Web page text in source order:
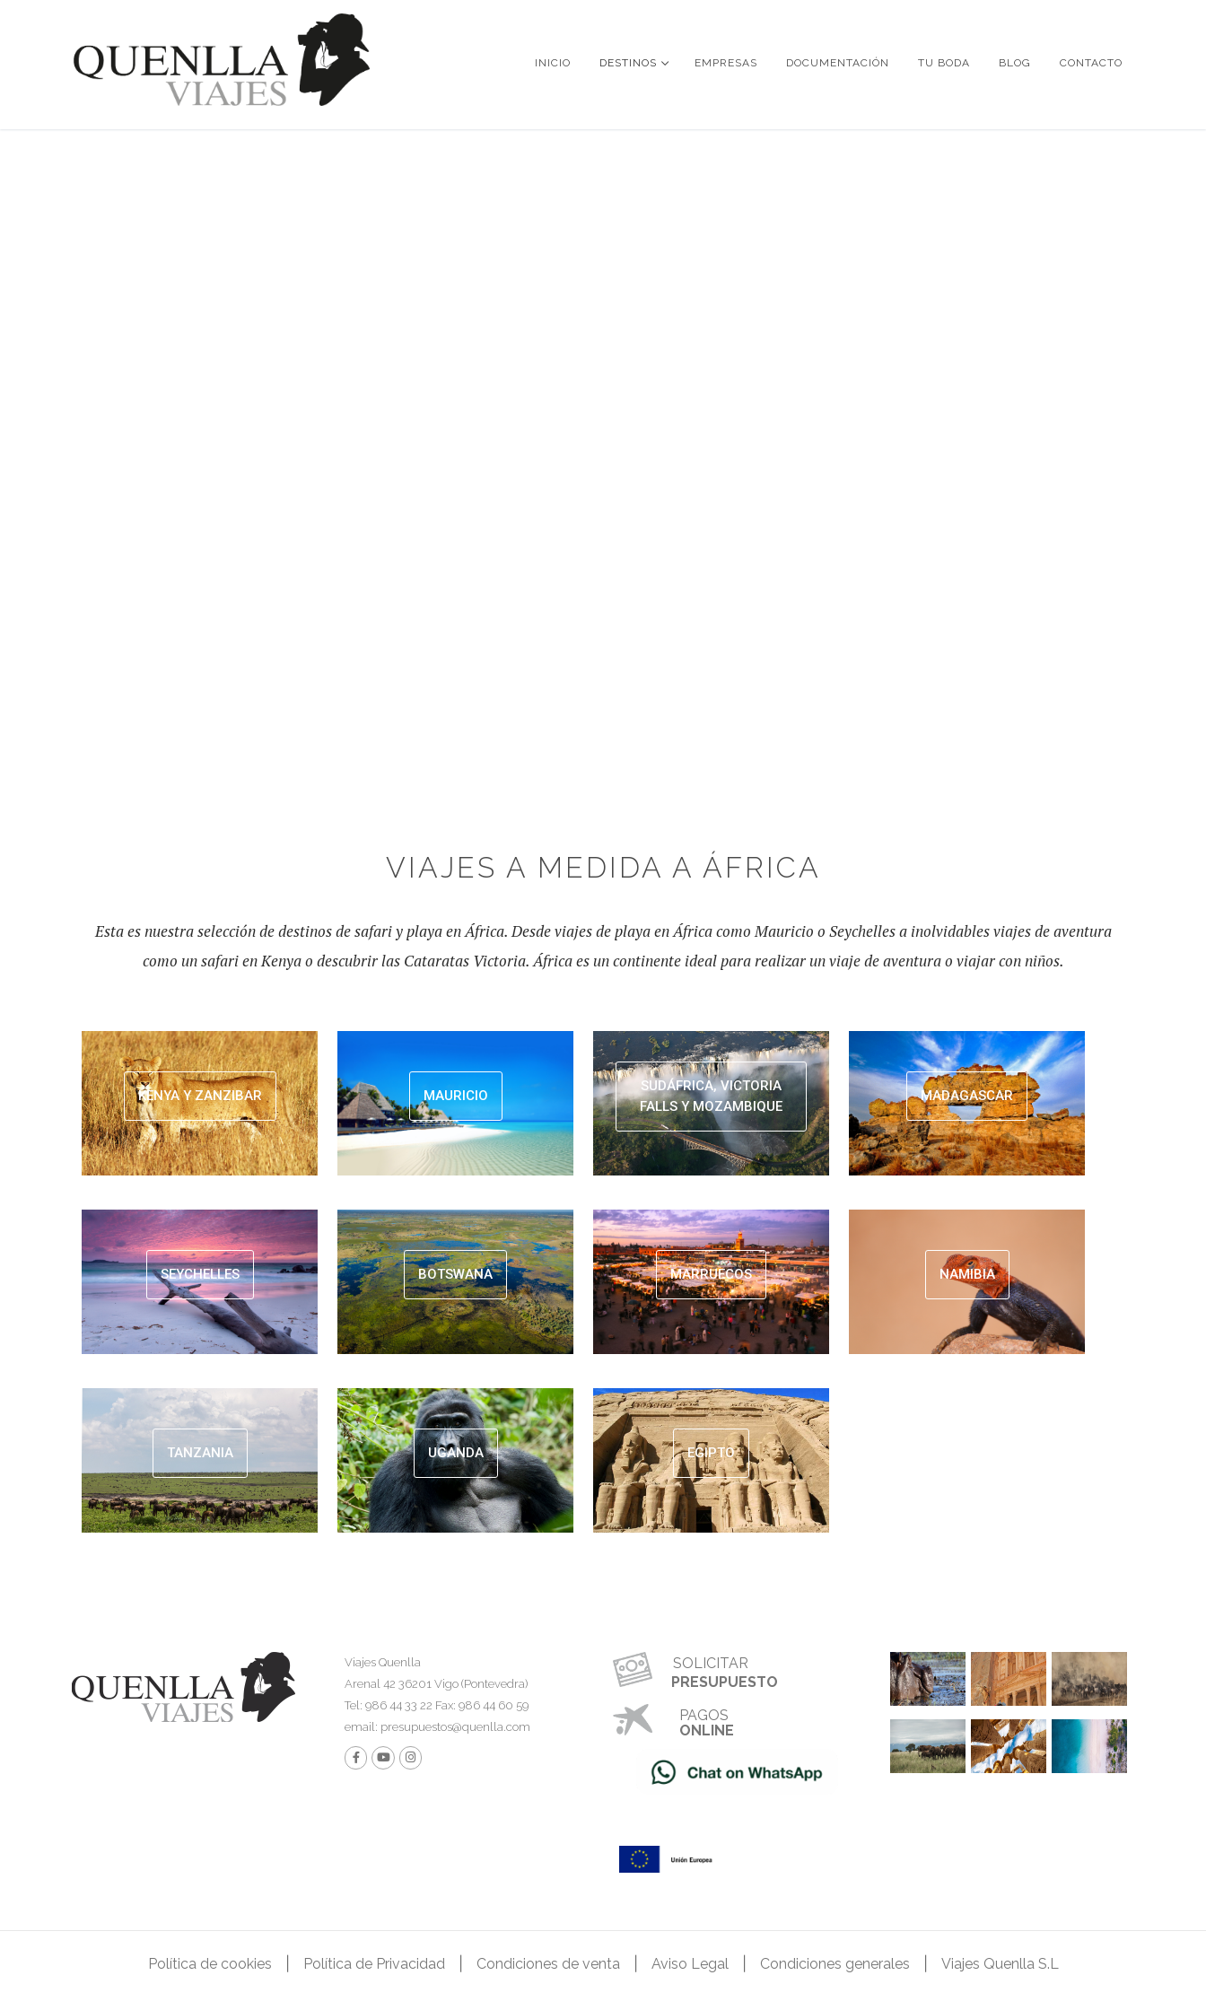
INICIO DESTINOS EMPRESAS DOCUMENTACIÓN TU BODA BLOG CONTACTO
VIAJES A MEDIDA A ÁFRICA
Esta es nuestra selección de destinos de safari y playa en África. Desde viajes de playa en África como Mauricio o Seychelles a inolvidables viajes de aventura
como un safari en Kenya o descubrir las Cataratas Victoria. África es un continente ideal para realizar un viaje de aventura o viajar con niños.
KENYA Y ZANZIBAR MAURICIO
SUDÁFRICA, VICTORIA
FALLS Y MOZAMBIQUE
MADAGASCAR
SEYCHELLES BOTSWANA MARRUECOS NAMIBIA
TANZANIA UGANDA EGIPTO
Viajes Quenlla
Arenal 42 36201 Vigo (Pontevedra)
Tel: 986 44 33 22 Fax: 986 44 60 59
email: presupuestos@quenlla.com
SOLICITAR
PRESUPUESTO
PAGOS
ONLINE
Política de cookies Política de Privacidad Condiciones de venta Aviso Legal Condiciones generales Viajes Quenlla S.L